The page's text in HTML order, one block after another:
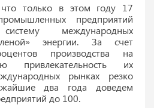
что только в этом году 17
предприятий
международных
энергии. За счет
производства на
привлекательность их
рынках резко
два года доведем
до 100.